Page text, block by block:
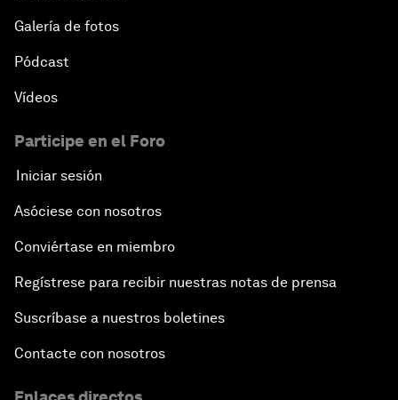
Galería de fotos
Pódcast
Vídeos
Participe en el Foro
Iniciar sesión
Asóciese con nosotros
Conviértase en miembro
Regístrese para recibir nuestras notas de prensa
Suscríbase a nuestros boletines
Contacte con nosotros